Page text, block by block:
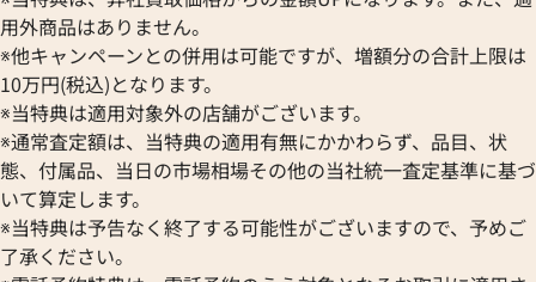
用外商品はありません。
※他キャンペーンとの併用は可能ですが、増額分の合計上限は
10万円(税込)となります。
※当特典は適用対象外の店舗がございます。
※通常査定額は、当特典の適用有無にかかわらず、品目、状
態、付属品、当日の市場相場その他の当社統一査定基準に基づ
いて算定します。
※当特典は予告なく終了する可能性がございますので、予めご
了承ください。